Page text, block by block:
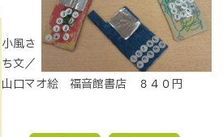
小風さ
ち文／
山口マオ絵 福音館書店 ８４０円